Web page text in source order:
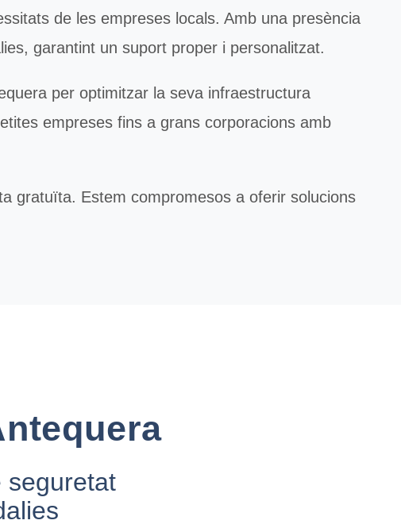
de les empreses locals. Amb una presència
garantint un suport proper i personalitzat.
per optimitzar la seva infraestructura
empreses fins a grans corporacions amb
gratuïta. Estem compromesos a oferir solucions
seguretat